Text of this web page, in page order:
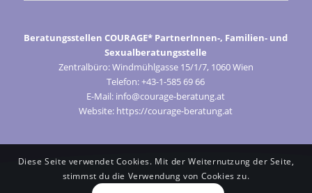
Beratungsstellen COURAGE* PartnerInnen-, Familien- und
Sexualberatungsstelle
Zentralbüro: Windmühlgasse 15/1/7, 1060 Wien
Telefon: +43-1-585 69 66
E-Mail: info@courage-beratung.at
Website: https://courage-beratung.at
Diese Seite verwendet Cookies. Mit der Weiternutzung der Seite,
stimmst du die Verwendung von Cookies zu.